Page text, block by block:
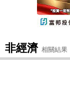
非經濟 相關結果